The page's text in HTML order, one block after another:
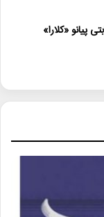
پیانو «کلارا»